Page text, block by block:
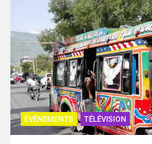
ÉVÉNEMENTS TÉLÉVISION